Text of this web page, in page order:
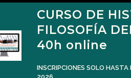
CURSO DE
FILOSOFÍA
40h online
INSCRIPCIONES SOLO HASTA